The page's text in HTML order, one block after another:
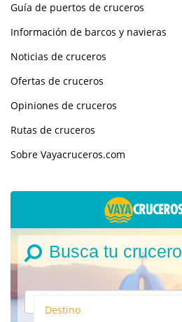
Guía de puertos de cruceros
Información de barcos y navieras
Noticias de cruceros
Ofertas de cruceros
Opiniones de cruceros
Rutas de cruceros
Sobre Vayacruceros.com
Busca tu crucero
Destino